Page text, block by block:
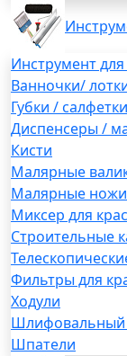
Инструмент
Ванночки/
Губки / салфетки
Диспенсеры /
Кисти
Малярные
Малярные ножи
Миксер для
Строительные
Фильтры для
Ходули
Шлифовальный
Шпатели